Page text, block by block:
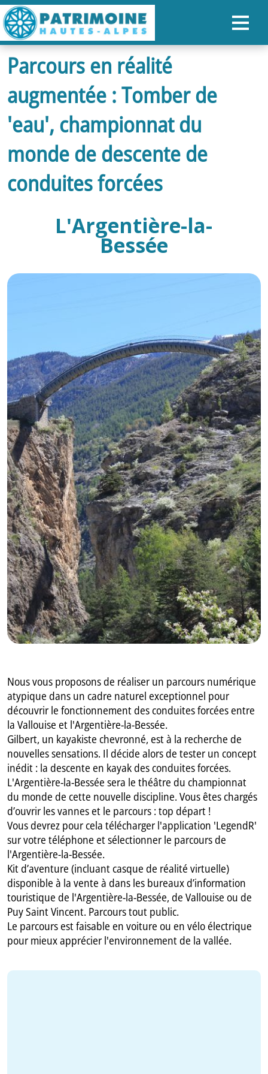
ACCUEIL
CARTE
NOS PARCOURS
PATRIMOINE
RANDONNÉES
RECHERCHER
Parcours en réalité
augmentée : Tomber de
'eau', championnat du
monde de descente de
conduites forcées
L'Argentière-la-
Bessée
Nous vous proposons de réaliser un parcours numérique
atypique dans un cadre naturel exceptionnel pour
découvrir le fonctionnement des conduites forcées entre
la Vallouise et l'Argentière-la-Bessée.
Gilbert, un kayakiste chevronné, est à la recherche de
nouvelles sensations. Il décide alors de tester un concept
inédit : la descente en kayak des conduites forcées.
L'Argentière-la-Bessée sera le théâtre du championnat
du monde de cette nouvelle discipline. Vous êtes chargés
d’ouvrir les vannes et le parcours : top départ !
Vous devrez pour cela télécharger l'application 'LegendR'
sur votre téléphone et sélectionner le parcours de
l'Argentière-la-Bessée.
Kit d’aventure (incluant casque de réalité virtuelle)
disponible à la vente à dans les bureaux d’information
touristique de l'Argentière-la-Bessée, de Vallouise ou de
Puy Saint Vincent. Parcours tout public.
Le parcours est faisable en voiture ou en vélo électrique
pour mieux apprécier l'environnement de la vallée.